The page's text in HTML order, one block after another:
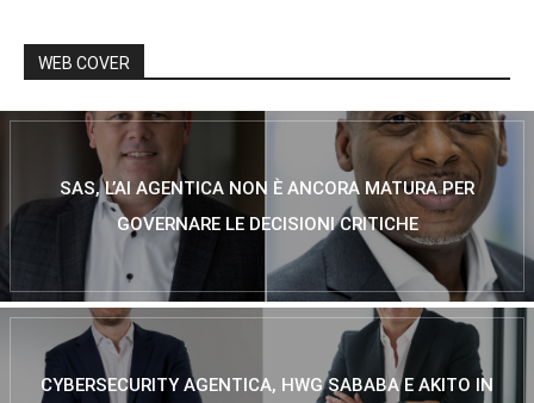
WEB COVER
SAS, L’AI AGENTICA NON È ANCORA MATURA PER
GOVERNARE LE DECISIONI CRITICHE
CYBERSECURITY AGENTICA, HWG SABABA E AKITO IN